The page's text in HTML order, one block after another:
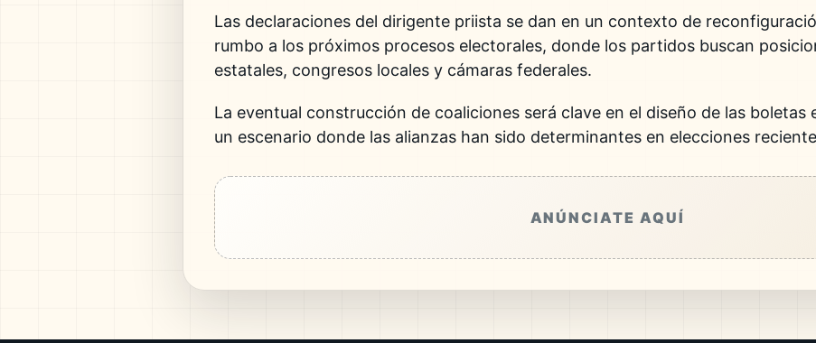
Las declaraciones del dirigente priista se dan en un contexto de
rumbo a los próximos procesos electorales, donde los partidos buscan
estatales, congresos locales y cámaras federales.
La eventual construcción de coaliciones será clave en el diseño de las boletas
un escenario donde las alianzas han sido determinantes en elecciones
ANÚNCIATE AQUÍ